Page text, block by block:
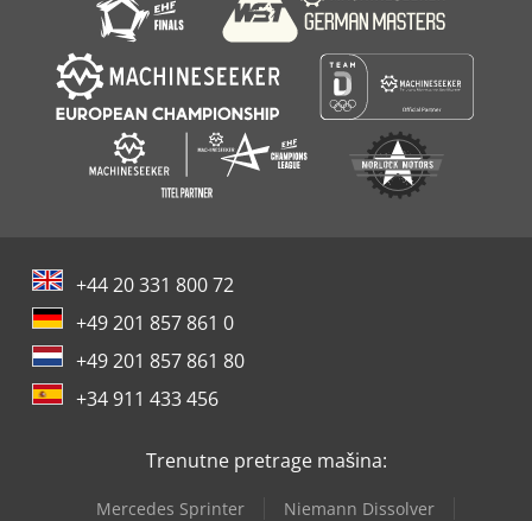
+44 20 331 800 72
+49 201 857 861 0
+49 201 857 861 80
+34 911 433 456
Trenutne pretrage mašina:
Mercedes Sprinter
Niemann Dissolver